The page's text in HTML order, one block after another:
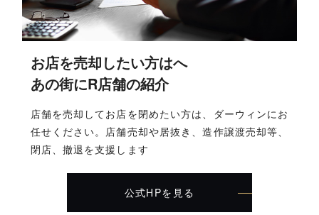
お店を売却したい方はへ
あの街にR店舗の紹介
店舗を売却してお店を閉めたい方は、ダーウィンにお
任せください。店舗売却や居抜き、造作譲渡売却等、
閉店、撤退を支援します
公式HPを見る